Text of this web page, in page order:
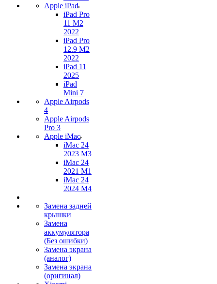
Apple iPad
iPad Pro
11 M2
2022
iPad Pro
12.9 M2
2022
iPad 11
2025
iPad
Mini 7
Apple Airpods
4
Apple Airpods
Pro 3
Apple iMac
iMac 24
2023 M3
iMac 24
2021 M1
iMac 24
2024 M4
Замена задней
крышки
Замена
аккумулятора
(Без ошибки)
Замена экрана
(аналог)
Замена экрана
(оригинал)